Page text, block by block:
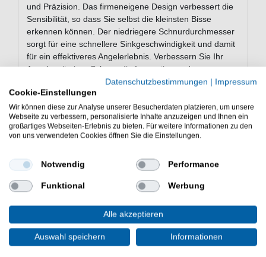
und Präzision. Das firmeneigene Design verbessert die
Sensibilität, so dass Sie selbst die kleinsten Bisse
erkennen können. Der niedriegere Schnurdurchmesser
sorgt für eine schnellere Sinkgeschwindigkeit und damit
für ein effektiveres Angelerlebnis. Verbessern Sie Ihr
Angeln mit einer Schnur, die Innovation und
Zuverlässigkeit vereint.
Eigenschaften von der Berkley
Forward
Länge: 150m
hohe Sensibilität
Dünner Schnurdurchmesser für schnelle Sinkrate
Lieferumfang: 150m Schnur in einer gewählten
Variante
Datenschutzbestimmungen | Impressum
Cookie-Einstellungen
Wir können diese zur Analyse unserer Besucherdaten platzieren, um unsere
Webseite zu verbessern, personalisierte Inhalte anzuzeigen und Ihnen ein
großartiges Webseiten-Erlebnis zu bieten. Für weitere Informationen zu den
von uns verwendeten Cookies öffnen Sie die Einstellungen.
Notwendig Performance
Funktional Werbung
Alle akzeptieren
Auswahl speichern Informationen